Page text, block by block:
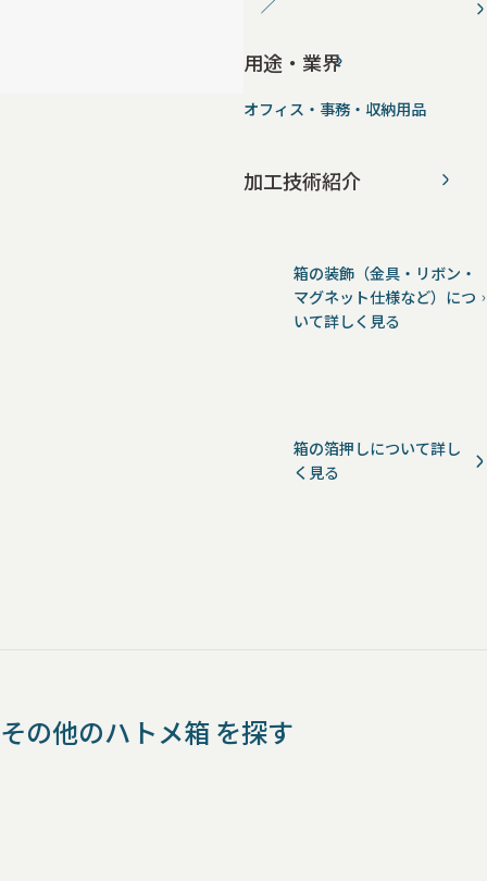
用途・業界
オフィス・事務・収納用品
加工技術紹介
箱の装飾（金具・リボン・
マグネット仕様など）につ
いて詳しく見る
箱の箔押しについて詳し
く見る
その他のハトメ箱 を探す